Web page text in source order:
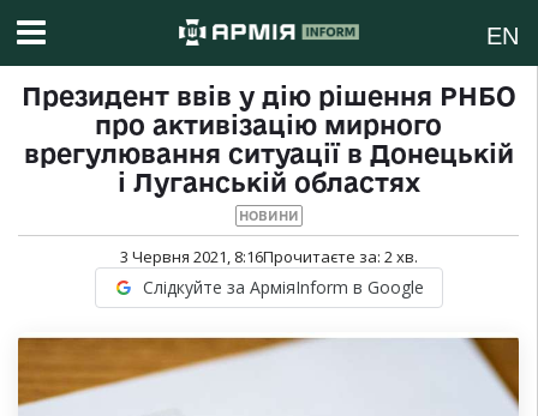
EN
Президент ввів у дію рішення РНБО
про активізацію мирного
врегулювання ситуації в Донецькій
і Луганській областях
НОВИНИ
3 Червня 2021, 8:16Прочитаєте за: 2хв.
Слідкуйте за АрміяInform в Google